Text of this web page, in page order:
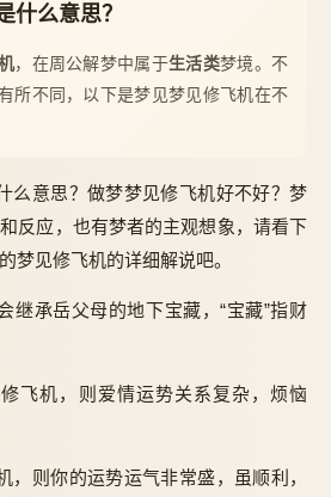
什么意思？
，在周公解梦中属于生活类梦境。不
所不同，以下是梦见梦见修飞机在不
么意思？做梦梦见修飞机好不好？梦
反应，也有梦者的主观想象，请看下
梦见修飞机的详细解说吧。
承岳父母的地下宝藏，“宝藏”指财
机，则爱情运势关系复杂，烦恼
则你的运势运气非常盛，虽顺利，